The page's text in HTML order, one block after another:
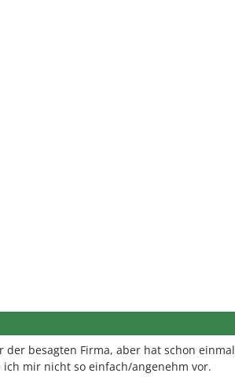
besagten Firma, aber hat schon einmal
mir nicht so einfach/angenehm vor.